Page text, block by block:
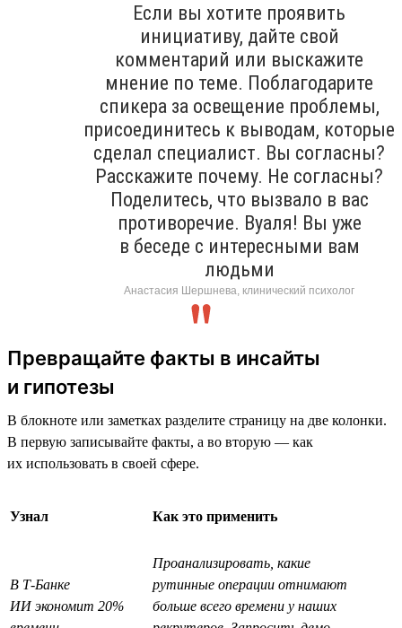
Если вы хотите проявить
инициативу, дайте свой
комментарий или выскажите
мнение по теме. Поблагодарите
спикера за освещение проблемы,
присоединитесь к выводам, которые
сделал специалист. Вы согласны?
Расскажите почему. Не согласны?
Поделитесь, что вызвало в вас
противоречие. Вуаля! Вы уже
в беседе с интересными вам
людьми
Анастасия Шершнева, клинический психолог
Превращайте факты в инсайты
и гипотезы
В блокноте или заметках разделите страницу на две колонки.
В первую записывайте факты, а во вторую — как
их использовать в своей сфере.
Узнал Как это применить
В Т-Банке
ИИ экономит 20%
Проанализировать, какие
рутинные операции отнимают
больше всего времени у наших